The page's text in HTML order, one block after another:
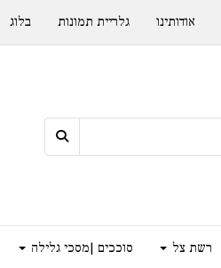
רשת צל סוככים |מסכי גלילה
אודותינו גלריית תמונות בלוג